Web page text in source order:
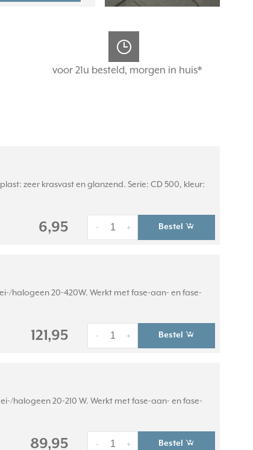
voor 21u besteld, morgen in huis*
zeer krasvast en glanzend. Serie: CD 500, kleur:
6,95 +
- Bestel
halogeen 20-420W. Werkt met fase-aan- en fase-
121,95 +
- Bestel
halogeen 20-210 W. Werkt met fase-aan- en fase-
89,95 +
- Bestel